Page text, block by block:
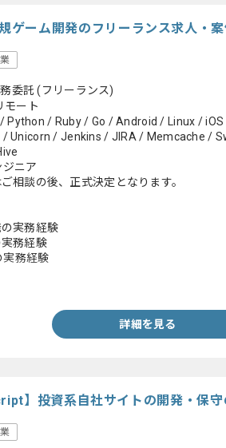
化の実務経験
よび効率化の実務経験
規ゲーム開発のフリーランス求人・
委託(フリーランス)
モート
Python / Ruby / Go / Android / Linux /
/ Unicorn / Jenkins / JIRA / Memcache /
ニア
相談の後、正式決定となります。
実務経験
務経験
実務経験
上げの実務経験
ャ設計や技術選定の実務経験
よび効率化の実務経験
詳細を見る
】投資系自社サイトの開発・保